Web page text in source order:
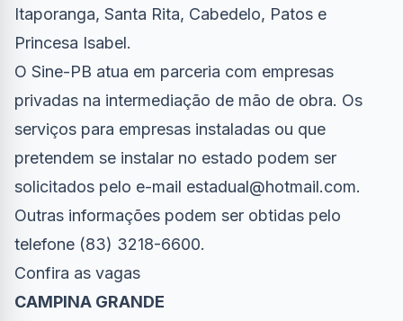
Itaporanga, Santa Rita, Cabedelo, Patos e
Princesa Isabel.
O Sine-PB atua em parceria com empresas
privadas na intermediação de mão de obra. Os
serviços para empresas instaladas ou que
pretendem se instalar no estado podem ser
solicitados pelo e-mail estadual@hotmail.com.
Outras informações podem ser obtidas pelo
telefone (83) 3218-6600.
Confira as vagas
CAMPINA GRANDE